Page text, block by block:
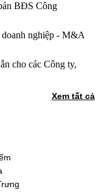
BĐS Công
doanh nghiệp - M&A
cho các Công ty,
Xem tất cả